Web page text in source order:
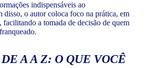
indispensáveis ao
disso, o autor coloca foco na prática, em
facilitando a tomada de decisão de quem
A A Z: O QUE VOCÊ